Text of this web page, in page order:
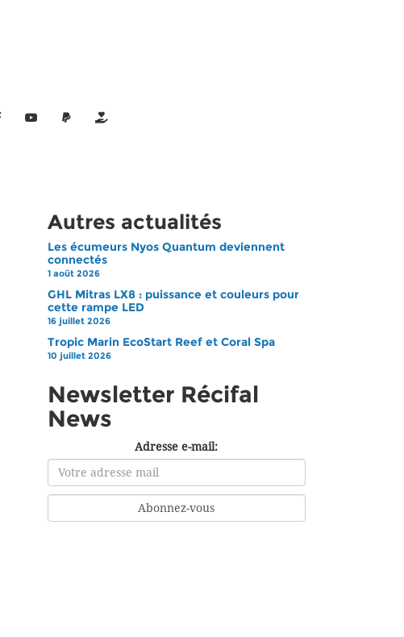
Autres actualités
Les écumeurs Nyos Quantum deviennent
connectés
1 août 2026
GHL Mitras LX8 : puissance et couleurs pour
cette rampe LED
16 juillet 2026
Tropic Marin EcoStart Reef et Coral Spa
10 juillet 2026
Newsletter Récifal
News
Adresse e-mail: